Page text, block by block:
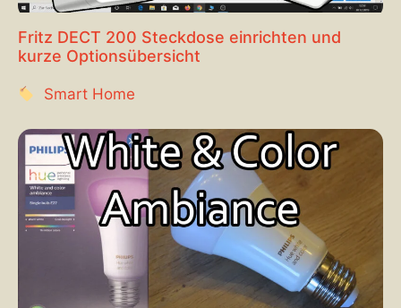
Fritz DECT 200 Steckdose einrichten und
kurze Optionsübersicht
Smart Home